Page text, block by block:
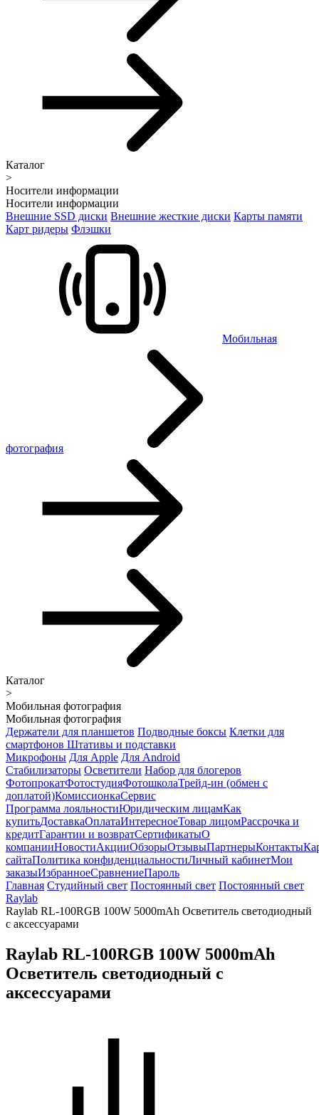
Каталог
>
Носители информации
Носители информации
Внешние SSD диски Внешние жесткие диски Карты памяти
Карт ридеры Флэшки
Мобильная
фотография
Каталог
>
Мобильная фотография
Мобильная фотография
Держатели для планшетов Подводные боксы Клетки для
смартфонов Штативы и подставки
Микрофоны Для Apple Для Android
Стабилизаторы Осветители Набор для блогеров
ФотопрокатФотостудияФотошколаТрейд-ин (обмен с
доплатой)КомиссионкаСервис
Программа лояльностиЮридическим лицамКак
купитьДоставкаОплатаИнтересноеТовар лицомРассрочка и
кредитГарантии и возвратСертификатыО
компанииНовостиАкцииОбзорыОтзывыПартнерыКонтакты
сайтаПолитика конфиденциальностиЛичный кабинетМои
заказыИзбранноеСравнениеПароль
Главная Студийный свет Постоянный свет Постоянный свет
Raylab
Raylab RL-100RGB 100W 5000mAh Осветитель светодиодный
c аксессуарами
Raylab RL-100RGB 100W 5000mAh
Осветитель светодиодный c
аксессуарами